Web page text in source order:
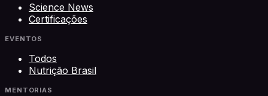
Science News
Certificações
EVENTOS
Todos
Nutrição Brasil
MENTORIAS